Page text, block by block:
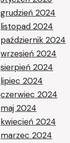
grudzień 2024
listopad 2024
październik 2024
wrzesień 2024
sierpień 2024
lipiec 2024
czerwiec 2024
maj 2024
kwiecień 2024
marzec 2024